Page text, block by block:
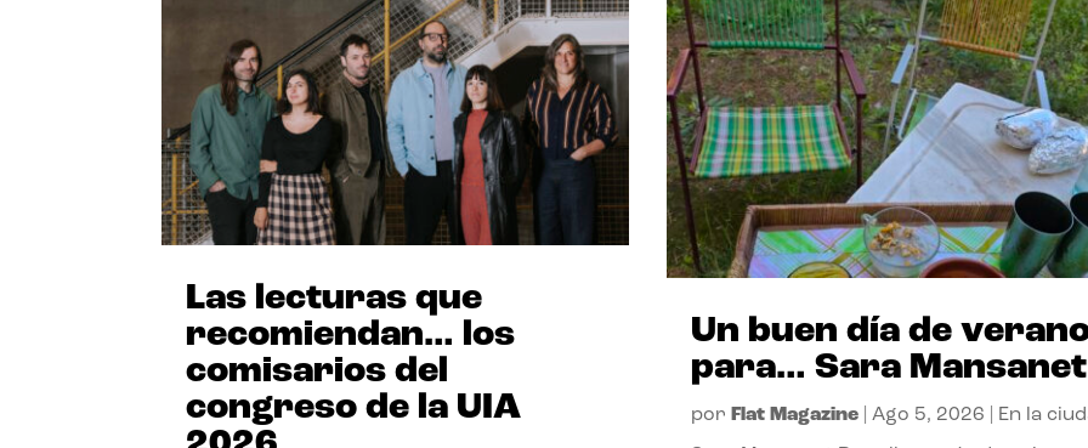
Las lecturas que
recomiendan… los
comisarios del
congreso de la UIA
Un buen día de
para… Sara Mansanet
por Flat Magazine| Ago 5, 2026 En la